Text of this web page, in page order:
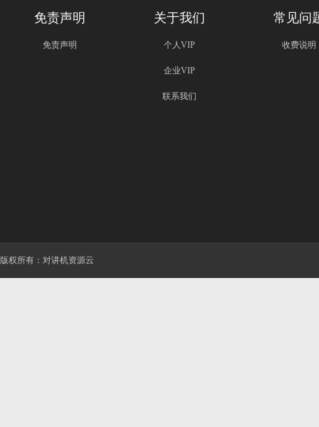
免责声明
免责声明
关于我们
个人VIP
企业VIP
联系我们
常见问
收费说明
版权所有：对讲机资源云